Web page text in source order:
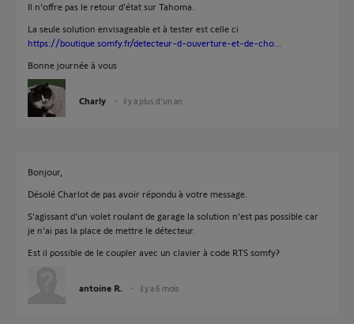
Il n'offre pas le retour d'état sur Tahoma.
La seule solution envisageable et à tester est celle ci
https://boutique.somfy.fr/detecteur-d-ouverture-et-de-cho...
Bonne journée à vous
Charly il y a plus d'un an
Bonjour,
Désolé Charlot de pas avoir répondu à votre message.
S'agissant d'un volet roulant de garage la solution n'est pas possible car
je n'ai pas la place de mettre le détecteur.
Est il possible de le coupler avec un clavier à code RTS somfy?
antoine R. il y a 6 mois